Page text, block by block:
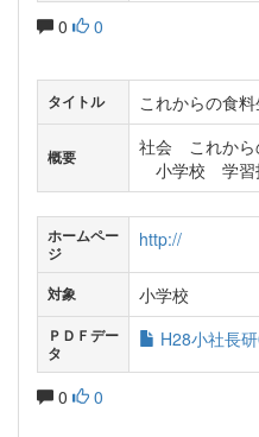
0 0
タイトル これからの食
概要
社会 これから
小学校 学習
ホームペー
ジ
http://
対象 小学校
ＰＤＦデー
タ
H28小社長
0 0